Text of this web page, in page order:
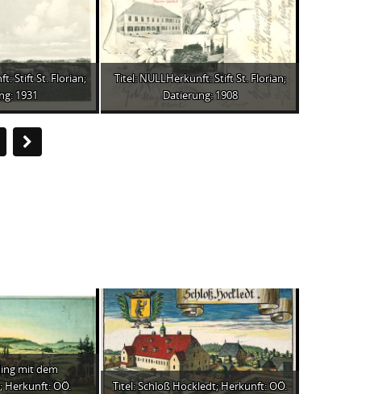
Stift St. Florian;
1931
Titel: NULLHerkunft: Stift St. Florian;
Datierung: 1908
mit dem
Herkunft: OÖ.
Titel: Schloß Hockledt; Herkunft: OÖ.